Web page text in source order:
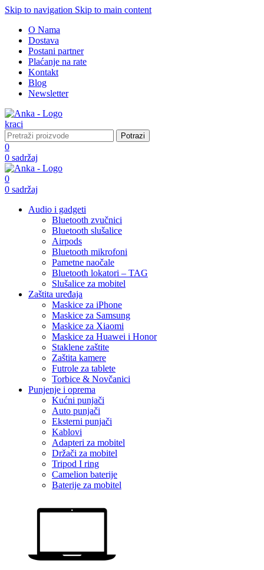
Skip to navigation Skip to main content
O Nama
Dostava
Postani partner
Plaćanje na rate
Kontakt
Blog
Newsletter
Potrazi
0
0 sadržaj
0
0 sadržaj
Audio i gadgeti
Bluetooth zvučnici
Bluetooth slušalice
Airpods
Bluetooth mikrofoni
Pametne naočale
Bluetooth lokatori – TAG
Slušalice za mobitel
Zaštita uređaja
Maskice za iPhone
Maskice za Samsung
Maskice za Xiaomi
Maskice za Huawei i Honor
Staklene zaštite
Zaštita kamere
Futrole za tablete
Torbice & Novčanici
Punjenje i oprema
Kućni punjači
Auto punjači
Eksterni punjači
Kablovi
Adapteri za mobitel
Držači za mobitel
Tripod I ring
Camelion baterije
Baterije za mobitel